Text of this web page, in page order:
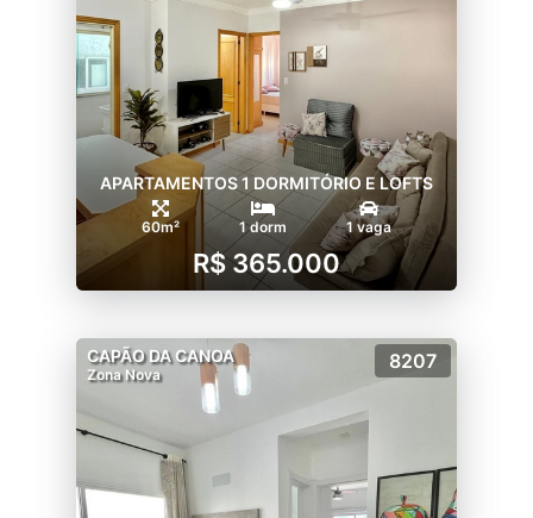
APARTAMENTOS 1 DORMITÓRIO E LOFTS
60m² 1 dorm 1 vaga
R$ 365.000
CAPÃO DA CANOA
Zona Nova
8207